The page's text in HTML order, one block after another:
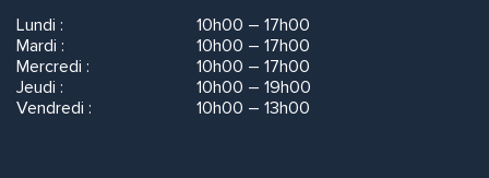
Lundi :
10h00 – 17h00
Mardi :
10h00 – 17h00
Mercredi :
10h00 – 17h00
Jeudi :
10h00 – 19h00
Vendredi :
10h00 – 13h00